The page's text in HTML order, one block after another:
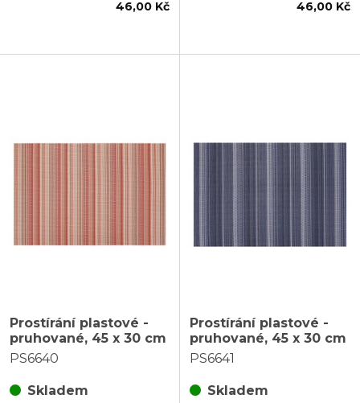
46,00 Kč 46,00 Kč
Prostírání plastové -
pruhované, 45 x 30 cm
PS6640
Skladem
Prostírání plastové -
pruhované, 45 x 30 cm
PS6641
Skladem